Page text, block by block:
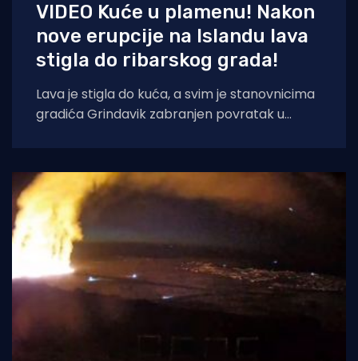
VIDEO Kuće u plamenu! Nakon
nove erupcije na Islandu lava
stigla do ribarskog grada!
Lava je stigla do kuća, a svim je stanovnicima
gradića Grindavik zabranjen povratak u